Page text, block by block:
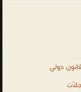
الإسلامية والتربوية
العلمية ، مجلة نسيم
و حكايات و علوم و
النوم ، قصص اطفال
، قصص اطفال
عربية ، قصص اطفال